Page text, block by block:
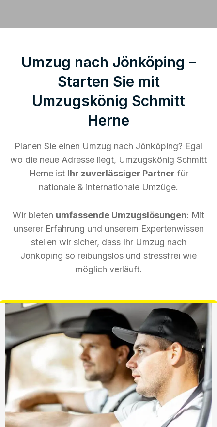
Umzug nach Jönköping –
Starten Sie mit
Umzugskönig Schmitt
Herne
Planen Sie einen Umzug nach Jönköping? Egal
wo die neue Adresse liegt, Umzugskönig Schmitt
Herne ist Ihr zuverlässiger Partner für
nationale & internationale Umzüge.
Wir bieten umfassende Umzugslösungen: Mit
unserer Erfahrung und unserem Expertenwissen
stellen wir sicher, dass Ihr Umzug nach
Jönköping so reibungslos und stressfrei wie
möglich verläuft.